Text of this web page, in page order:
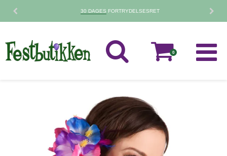
30 DAGESFORTRYDELSESRET
0